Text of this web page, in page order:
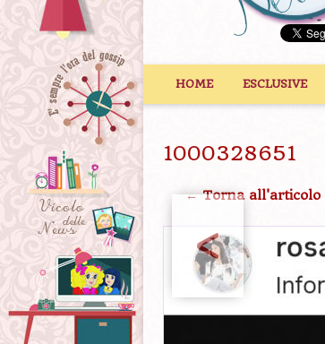
HOME ESCLUSIVE
1000328651
← Torna all'articolo
<